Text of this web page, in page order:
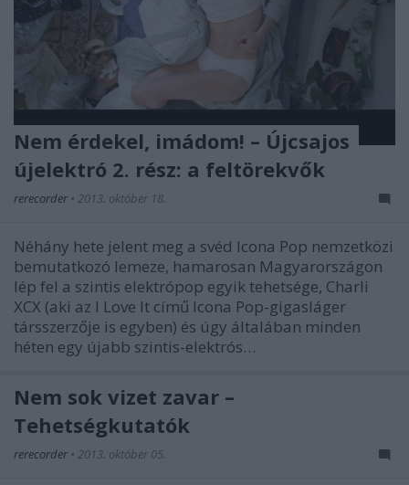
Nem érdekel, imádom! – Újcsajos
újelektró 2. rész: a feltörekvők
rerecorder • 2013. október 18.
Néhány hete jelent meg a svéd Icona Pop nemzetközi
bemutatkozó lemeze, hamarosan Magyarországon
lép fel a szintis elektrópop egyik tehetsége, Charli
XCX (aki az I Love It című Icona Pop-gigasláger
társszerzője is egyben) és úgy általában minden
héten egy újabb szintis-elektrós…
Nem sok vizet zavar –
Tehetségkutatók
rerecorder • 2013. október 05.